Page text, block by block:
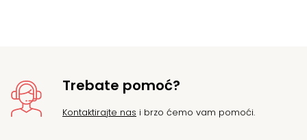
Trebate pomoć?
Kontaktirajte nas i brzo ćemo vam pomoći.